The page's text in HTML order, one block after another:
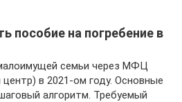
пособие на погребение в
семьи через МФЦ
в 2021-ом году. Основные
алгоритм. Требуемый